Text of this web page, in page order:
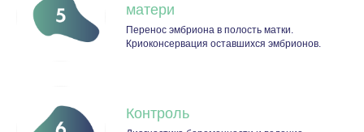
матери
Перенос эмбриона в полость матки.
Криоконсервация оставшихся эмбрионов.
Контроль